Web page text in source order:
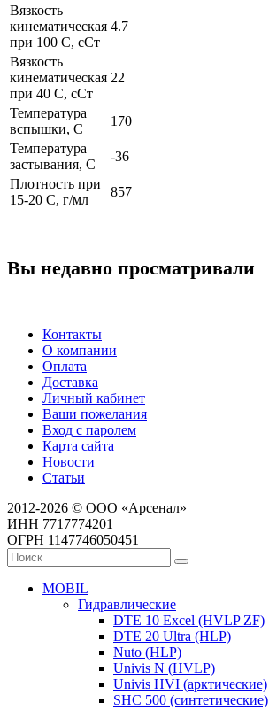
Вязкость
кинематическая
при 100 С, сСт
4.7
Вязкость
кинематическая
при 40 С, сСт
22
Температура
вспышки, С
170
Температура
застывания, С
-36
Плотность при
15-20 С, г/мл
857
Вы недавно просматривали
Контакты
О компании
Оплата
Доставка
Личный кабинет
Ваши пожелания
Вход с паролем
Карта сайта
Новости
Статьи
2012-2026 © ООО «Арсенал»
ИНН 7717774201
ОГРН 1147746050451
MOBIL
Гидравлические
DTE 10 Excel (HVLP ZF)
DTE 20 Ultra (HLP)
Nuto (HLP)
Univis N (HVLP)
Univis HVI (арктические)
SHC 500 (синтетические)